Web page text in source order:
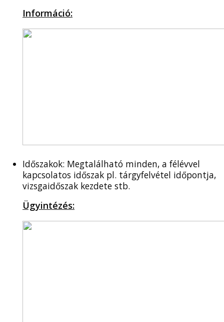
Információ:
Időszakok: Megtalálható minden, a félévvel
kapcsolatos időszak pl. tárgyfelvétel időpontja,
vizsgaidőszak kezdete stb.
Ügyintézés: